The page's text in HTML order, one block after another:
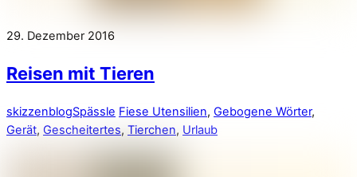
29. Dezember 2016
Reisen mit Tieren
skizzenblogSpässle Fiese Utensilien, Gebogene Wörter,
Gerät, Gescheitertes, Tierchen, Urlaub